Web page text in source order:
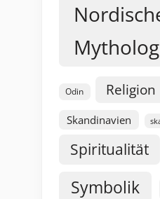
Odin Religion
Skandinavien
Spiritualität
Symbolik